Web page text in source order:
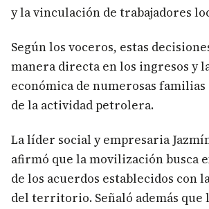
y la vinculación de trabajadores
Según los voceros, estas
manera directa en los ingresos y
económica de numerosas
de la actividad petrolera.
La líder social y empresaria
afirmó que la movilización busca
de los acuerdos establecidos con
del territorio. Señaló además que